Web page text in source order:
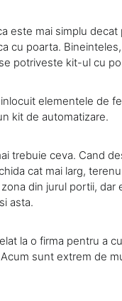
este mai simplu decat
cu poarta.
potriveste kit-ul cu
elementele de
kit de automatizare.
trebuie ceva. Cand
cat mai larg,
din jurul portii, dar
asta.
la o firma pentru a
sunt extrem de